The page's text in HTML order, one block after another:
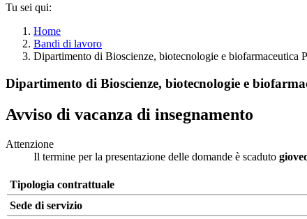
Tu sei qui:
Home
Bandi di lavoro
Dipartimento di Bioscienze, biotecnologie e biofarmaceutica
Dipartimento di Bioscienze, biotecnologie e
Avviso di vacanza di insegnamento
Attenzione
Il termine per la presentazione delle domande è scaduto
Tipologia contrattuale
Sede di servizio